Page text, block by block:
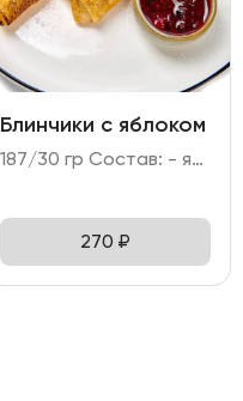
Блинчики с яблоком
187/30 гр Состав: - яблоко, корица; - мука, яйцо куриное, молоко; - сахарная пудра, мята; - брусничное варенье.
270 ₽